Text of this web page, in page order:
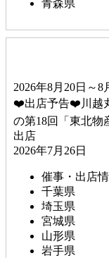
青森県
2026年8月20日～8
❤️出店予告❤️川越
の第18回「東北物
出店
2026年7月26日
催事・出店
千葉県
埼玉県
宮城県
山形県
岩手県